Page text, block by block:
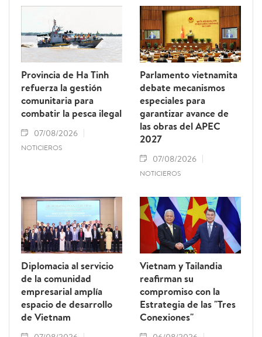
Provincia de Ha Tinh
refuerza la gestión
comunitaria para
combatir la pesca ilegal
07/08/2026
NOTICIEROS
Parlamento vietnamita
debate mecanismos
especiales para
garantizar avance de
las obras del APEC
2027
07/08/2026
NOTICIEROS
Diplomacia al servicio
de la comunidad
empresarial amplía
espacio de desarrollo
de Vietnam
Vietnam y Tailandia
reafirman su
compromiso con la
Estrategia de las "Tres
Conexiones"